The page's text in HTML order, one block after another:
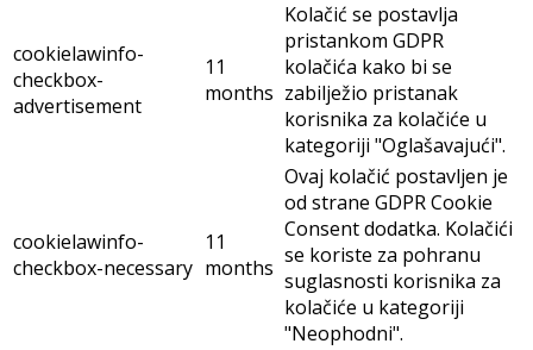
cookielawinfo-
checkbox-
advertisement
11
months
Kolačić se postavlja
pristankom GDPR
kolačića kako bi se
zabilježio pristanak
korisnika za kolačiće u
kategoriji "Oglašavajući".
cookielawinfo-
checkbox-necessary
11
months
Ovaj kolačić postavljen je
od strane GDPR Cookie
Consent dodatka. Kolačići
se koriste za pohranu
suglasnosti korisnika za
kolačiće u kategoriji
"Neophodni".